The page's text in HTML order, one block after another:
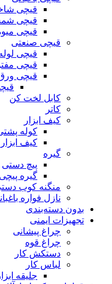
قیچی
قیچی
قیچی
قیچی صنعتی
قیچی
قیچی
قیچی ورق
کابل لخت کن
کاتر
کیف ابزار
کوله پشتی
کیف
گیره
پیچ دستی
گیره پیچی
منگنه کوب
نازل فواره
بدون دسته‌بندی
تجهیزات ایمنی
چراغ پیشانی
چراغ قوه
دستکش کار
لباس کار
جلیقه ابزار